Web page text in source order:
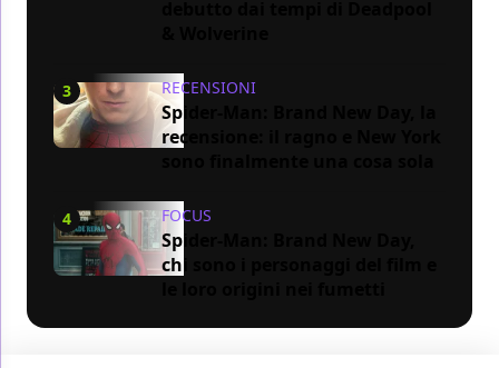
3 RECENSIONI
Spider-Man: Brand New Day, la
recensione: il ragno e New York
4 FOCUS
Spider-Man: Brand New Day,
chi sono i personaggi del film e